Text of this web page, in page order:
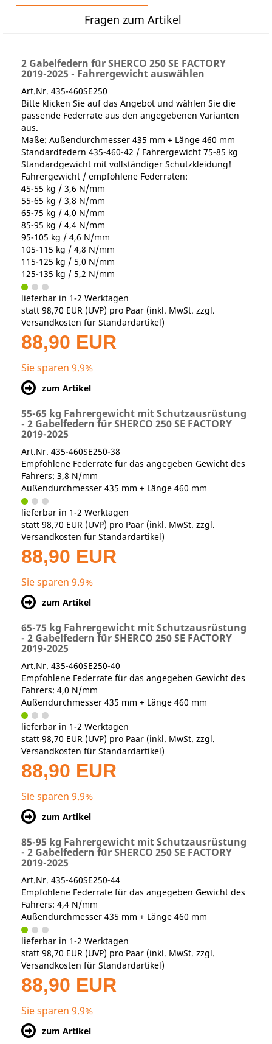
Fragen zum Artikel
2 Gabelfedern für SHERCO 250 SE FACTORY
2019-2025 - Fahrergewicht auswählen
Art.Nr. 435-460SE250
Bitte klicken Sie auf das Angebot und wählen Sie die
passende Federrate aus den angegebenen Varianten
aus.
Maße: Außendurchmesser 435 mm + Länge 460 mm
Standardfedern 435-460-42 / Fahrergewicht 75-85 kg
Standardgewicht mit vollständiger Schutzkleidung!
Fahrergewicht / empfohlene Federraten:
45-55 kg / 3,6 N/mm
55-65 kg / 3,8 N/mm
65-75 kg / 4,0 N/mm
85-95 kg / 4,4 N/mm
95-105 kg / 4,6 N/mm
105-115 kg / 4,8 N/mm
115-125 kg / 5,0 N/mm
125-135 kg / 5,2 N/mm
lieferbar in 1-2 Werktagen
statt 98,70 EUR (UVP) pro Paar (inkl. MwSt. zzgl.
Versandkosten für Standardartikel)
88,90 EUR
Sie sparen 9.9%
zum Artikel
55-65 kg Fahrergewicht mit Schutzausrüstung
- 2 Gabelfedern für SHERCO 250 SE FACTORY
2019-2025
Art.Nr. 435-460SE250-38
Empfohlene Federrate für das angegeben Gewicht des
Fahrers: 3,8 N/mm
Außendurchmesser 435 mm + Länge 460 mm
lieferbar in 1-2 Werktagen
statt 98,70 EUR (UVP) pro Paar (inkl. MwSt. zzgl.
Versandkosten für Standardartikel)
88,90 EUR
Sie sparen 9.9%
zum Artikel
65-75 kg Fahrergewicht mit Schutzausrüstung
- 2 Gabelfedern für SHERCO 250 SE FACTORY
2019-2025
Art.Nr. 435-460SE250-40
Empfohlene Federrate für das angegeben Gewicht des
Fahrers: 4,0 N/mm
Außendurchmesser 435 mm + Länge 460 mm
lieferbar in 1-2 Werktagen
statt 98,70 EUR (UVP) pro Paar (inkl. MwSt. zzgl.
Versandkosten für Standardartikel)
88,90 EUR
Sie sparen 9.9%
zum Artikel
85-95 kg Fahrergewicht mit Schutzausrüstung
- 2 Gabelfedern für SHERCO 250 SE FACTORY
2019-2025
Art.Nr. 435-460SE250-44
Empfohlene Federrate für das angegeben Gewicht des
Fahrers: 4,4 N/mm
Außendurchmesser 435 mm + Länge 460 mm
lieferbar in 1-2 Werktagen
statt 98,70 EUR (UVP) pro Paar (inkl. MwSt. zzgl.
Versandkosten für Standardartikel)
88,90 EUR
Sie sparen 9.9%
zum Artikel